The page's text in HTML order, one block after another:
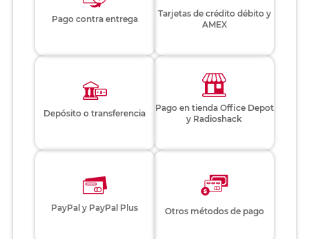
Pago contra entrega
Tarjetas de crédito débito y
AMEX
Depósito o transferencia
Pago en tienda Office Depot
y Radioshack
PayPal y PayPal Plus Otros métodos de pago